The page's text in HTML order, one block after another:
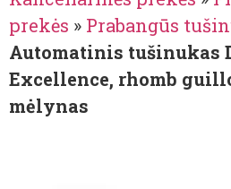
prekės » Prabangūs
Automatinis tušinukas
Excellence, rhomb
mėlynas